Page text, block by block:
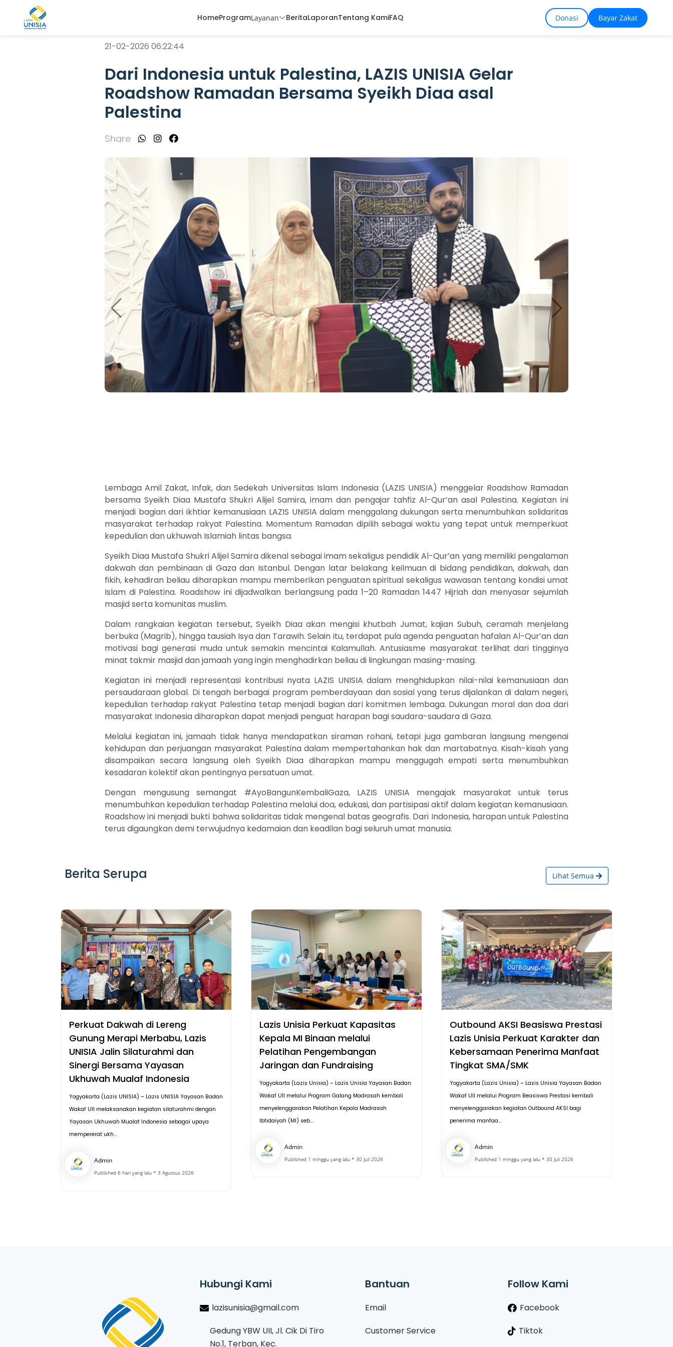
HomeProgramLayanan BeritaLaporanTentang KamiFAQ Donasi Bayar Zakat
21-02-2026 06:22:44
Dari Indonesia untuk Palestina, LAZIS UNISIA Gelar
Roadshow Ramadan Bersama Syeikh Diaa asal
Palestina
Share
Lembaga Amil Zakat, Infak, dan Sedekah Universitas Islam Indonesia (LAZIS UNISIA) menggelar Roadshow Ramadan
bersama Syeikh Diaa Mustafa Shukri Alijel Samira, imam dan pengajar tahfiz Al-Qur’an asal Palestina. Kegiatan ini
menjadi bagian dari ikhtiar kemanusiaan LAZIS UNISIA dalam menggalang dukungan serta menumbuhkan solidaritas
masyarakat terhadap rakyat Palestina. Momentum Ramadan dipilih sebagai waktu yang tepat untuk memperkuat
kepedulian dan ukhuwah Islamiah lintas bangsa.
Syeikh Diaa Mustafa Shukri Alijel Samira dikenal sebagai imam sekaligus pendidik Al-Qur’an yang memiliki pengalaman
dakwah dan pembinaan di Gaza dan Istanbul. Dengan latar belakang keilmuan di bidang pendidikan, dakwah, dan
fikih, kehadiran beliau diharapkan mampu memberikan penguatan spiritual sekaligus wawasan tentang kondisi umat
Islam di Palestina. Roadshow ini dijadwalkan berlangsung pada 1–20 Ramadan 1447 Hijriah dan menyasar sejumlah
masjid serta komunitas muslim.
Dalam rangkaian kegiatan tersebut, Syeikh Diaa akan mengisi khutbah Jumat, kajian Subuh, ceramah menjelang
berbuka (Magrib), hingga tausiah Isya dan Tarawih. Selain itu, terdapat pula agenda penguatan hafalan Al-Qur’an dan
motivasi bagi generasi muda untuk semakin mencintai Kalamullah. Antusiasme masyarakat terlihat dari tingginya
minat takmir masjid dan jamaah yang ingin menghadirkan beliau di lingkungan masing-masing.
Kegiatan ini menjadi representasi kontribusi nyata LAZIS UNISIA dalam menghidupkan nilai-nilai kemanusiaan dan
persaudaraan global. Di tengah berbagai program pemberdayaan dan sosial yang terus dijalankan di dalam negeri,
kepedulian terhadap rakyat Palestina tetap menjadi bagian dari komitmen lembaga. Dukungan moral dan doa dari
masyarakat Indonesia diharapkan dapat menjadi penguat harapan bagi saudara-saudara di Gaza.
Melalui kegiatan ini, jamaah tidak hanya mendapatkan siraman rohani, tetapi juga gambaran langsung mengenai
kehidupan dan perjuangan masyarakat Palestina dalam mempertahankan hak dan martabatnya. Kisah-kisah yang
disampaikan secara langsung oleh Syeikh Diaa diharapkan mampu menggugah empati serta menumbuhkan
kesadaran kolektif akan pentingnya persatuan umat.
Dengan mengusung semangat #AyoBangunKembaliGaza, LAZIS UNISIA mengajak masyarakat untuk terus
menumbuhkan kepedulian terhadap Palestina melalui doa, edukasi, dan partisipasi aktif dalam kegiatan kemanusiaan.
Roadshow ini menjadi bukti bahwa solidaritas tidak mengenal batas geografis. Dari Indonesia, harapan untuk Palestina
terus digaungkan demi terwujudnya kedamaian dan keadilan bagi seluruh umat manusia.
Berita Serupa Lihat Semua
Perkuat Dakwah di Lereng
Gunung Merapi Merbabu, Lazis
UNISIA Jalin Silaturahmi dan
Sinergi Bersama Yayasan
Ukhuwah Mualaf Indonesia
Yogyakarta (Lazis UNISIA) – Lazis UNISIA Yayasan Badan
Wakaf UII melaksanakan kegiatan silaturahmi dengan
Yayasan Ukhuwah Mualaf Indonesia sebagai upaya
mempererat ukh...
Admin
Published 6 hari yang lalu * 3 Agustus 2026
Lazis Unisia Perkuat Kapasitas
Kepala MI Binaan melalui
Pelatihan Pengembangan
Jaringan dan Fundraising
Yogyakarta (Lazis Unisia) – Lazis Unisia Yayasan Badan
Wakaf UII melalui Program Galang Madrasah kembali
menyelenggarakan Pelatihan Kepala Madrasah
Ibtidaiyah (MI) seb...
Admin
Published 1 minggu yang lalu * 30 Juli 2026
Outbound AKSI Beasiswa Prestasi
Lazis Unisia Perkuat Karakter dan
Kebersamaan Penerima Manfaat
Tingkat SMA/SMK
Yogyakarta (Lazis Unisia) – Lazis Unisia Yayasan Badan
Wakaf UII melalui Program Beasiswa Prestasi kembali
menyelenggarakan kegiatan Outbound AKSI bagi
penerima manfaa...
Admin
Published 1 minggu yang lalu * 30 Juli 2026
Hubungi Kami
lazisunisia@gmail.com
Gedung YBW UII, Jl. Cik Di Tiro
No.1, Terban, Kec.
Bantuan
Email
Customer Service
Follow Kami
Facebook
Tiktok